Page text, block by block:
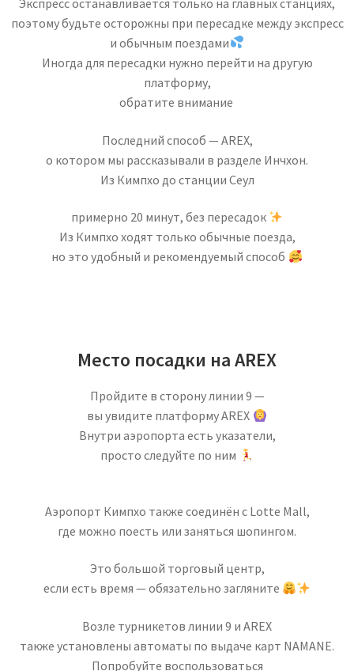
поэтому будьте осторожны при пересадке между экспресс
и обычным поездами
Иногда для пересадки нужно перейти на другую
платформу,
обратите внимание
Последний способ — AREX,
о котором мы рассказывали в разделе Инчхон.
Из Кимпхо до станции Сеул
примерно 20 минут, без пересадок
Из Кимпхо ходят только обычные поезда,
но это удобный и рекомендуемый способ
Место посадки на AREX
Пройдите в сторону линии 9 —
вы увидите платформу AREX
Внутри аэропорта есть указатели,
просто следуйте по ним
Аэропорт Кимпхо также соединён с Lotte Mall,
где можно поесть или заняться шопингом.
Это большой торговый центр,
если есть время — обязательно загляните
Возле турникетов линии 9 и AREX
также установлены автоматы по выдаче карт NAMANE.
Попробуйте воспользоваться